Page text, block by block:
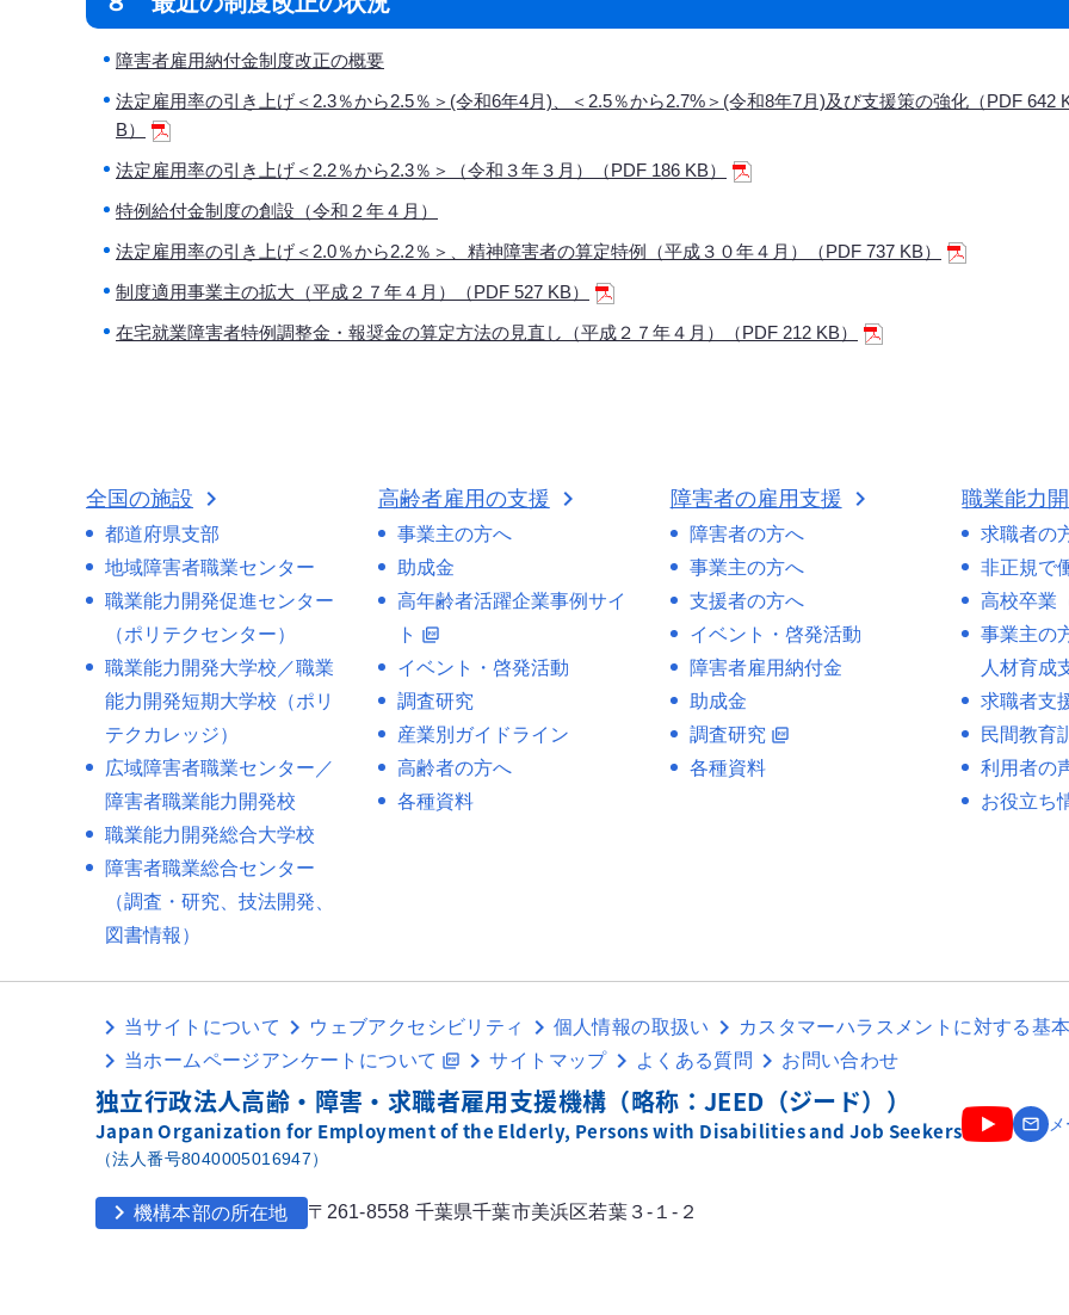
障害者雇用納付金制度改正の概要
法定雇用率の引き上げ＜2.3％から2.5％＞(令和6年4月)、＜2.5％から2.7%＞(令和8年7月)及び支援策の強化（PDF 642
B）
法定雇用率の引き上げ＜2.2％から2.3％＞（令和３年３月）（PDF 186 KB）
特例給付金制度の創設（令和２年４月）
法定雇用率の引き上げ＜2.0％から2.2％＞、精神障害者の算定特例（平成３０年４月）（PDF 737 KB）
制度適用事業主の拡大（平成２７年４月）（PDF 527 KB）
在宅就業障害者特例調整金・報奨金の算定方法の見直し（平成２７年４月）（PDF 212 KB）
全国の施設
都道府県支部
地域障害者職業センター
職業能力開発促進センター
（ポリテクセンター）
職業能力開発大学校／職業
能力開発短期大学校（ポリ
テクカレッジ）
広域障害者職業センター／
障害者職業能力開発校
職業能力開発総合大学校
障害者職業総合センター
（調査・研究、技法開発、
図書情報）
高齢者雇用の支援
事業主の方へ
助成金
高年齢者活躍企業事例サイ
ト picture_as_pdf
イベント・啓発活動
調査研究
産業別ガイドライン
高齢者の方へ
各種資料
障害者の雇用支援
障害者の方へ
事業主の方へ
支援者の方へ
イベント・啓発活動
障害者雇用納付金
助成金
調査研究 picture_as_pdf
各種資料
職業能力
求職者の
非正規で
高校卒業
事業主の
人材育成
求職者支
民間教育
利用者の
お役立ち
当サイトについて ウェブアクセシビリティ 個人情報の取扱い カスタマーハラスメントに対する基
当ホームページアンケートについて picture_as_pdf サイトマップ よくある質問 お問い合わせ
独立行政法人高齢・障害・求職者雇用支援機構（略称：JEED（ジード））
Japan Organization for Employment of the Elderly, Persons with Disabilities and Job Seekers
（法人番号8040005016947）
chevron_right 機構本部の所在地 〒261-8558 千葉県千葉市美浜区若葉３-１-２
email メ